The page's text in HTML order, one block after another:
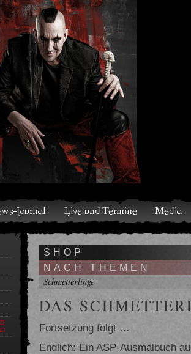
Media Shop Band Discografie
SHOP
NACH THEMEN
Schmetterlinge
DAS
Fortsetzung folgt …
Endlich: Ein ASP-Ausmalbuch